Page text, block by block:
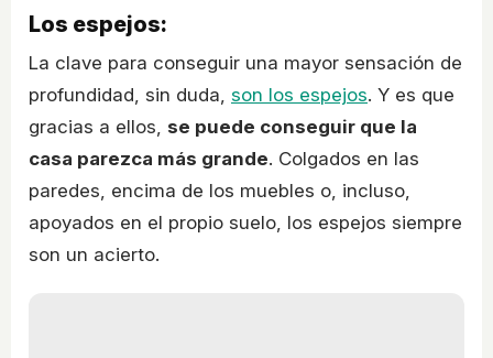
Los espejos:
La clave para conseguir una mayor sensación de
profundidad, sin duda, son los espejos. Y es que
gracias a ellos, se puede conseguir que la
casa parezca más grande. Colgados en las
paredes, encima de los muebles o, incluso,
apoyados en el propio suelo, los espejos siempre
son un acierto.